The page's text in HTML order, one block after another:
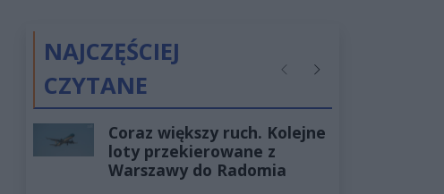
NAJCZĘŚCIEJ
CZYTANE
PoprzednieNastępne
Coraz większy ruch. Kolejne
loty przekierowane z
Warszawy do Radomia